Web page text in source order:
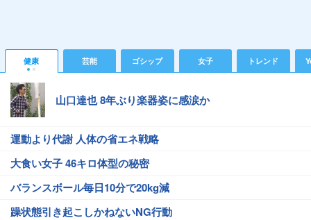
健康 芸能 ゴシップ 女子 トレンド
山口達也 8年ぶり楽器姿に感涙か
運動より代謝 人体の省エネ戦略
大食い女子 46キロ体型の秘密
バランスボール毎日10分で20kg減
躁状態引き起こしかねないNG行動